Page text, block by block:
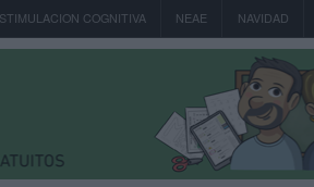
COGNITIVA NEAE NAVIDAD